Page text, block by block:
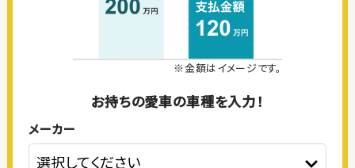
※金額はイメージです。
お持ちの愛車の車種を入力！
メーカー